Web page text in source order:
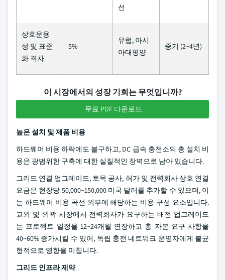
선
상호운용
성 및 표준
화 격차
-5%
유럽, 아시
아태평양
중기 (2~4년)
이 시장에서의 성장 기회는 무엇입니까?
무료 PDF 다운로드
높은 설치 및 제품 비용
하드웨어 비용 하락에도 불구하고, DC 급속 충전소의 총 설치 비
용은 광범위한 구축에 대한 실질적인 장벽으로 남아 있습니다.
그리드 연결 업그레이드, 토목 공사, 허가 및 전력회사 상호 연결
요금은 현장당 50,000~150,000 미국 달러를 추가할 수 있으며, 이
는 하드웨어 비용 곡선 외부에 해당하는 비용 구성 요소입니다.
교외 및 외곽 시장에서 전력회사가 요구하는 배전 업그레이드
는 프로젝트 일정을 12~24개월 연장하고 총 자본 요구 사항을
40~60% 증가시킬 수 있어, 독립 충전 네트워크 운영자에게 불균
형적으로 영향을 미칩니다.
그리드 인프라 제약